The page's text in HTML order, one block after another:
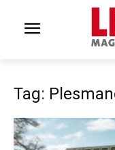
Tag: